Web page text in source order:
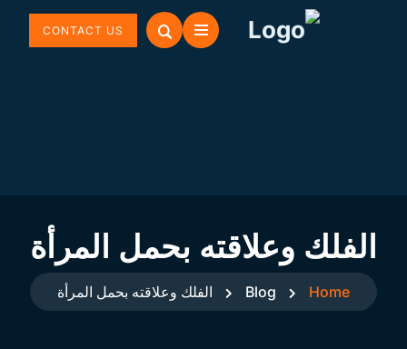
CONTACT US
الفلك وعلاقته بحمل المرأة
Home
Blog الفلك وعلاقته بحمل المرأة